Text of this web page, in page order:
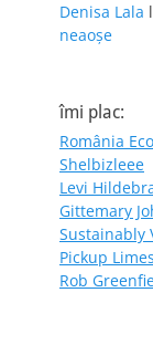
Denisa Lala
neaoșe
îmi plac:
România
Shelbizleee
Levi
Gittemary
Sustainably
Pickup Limes
Rob